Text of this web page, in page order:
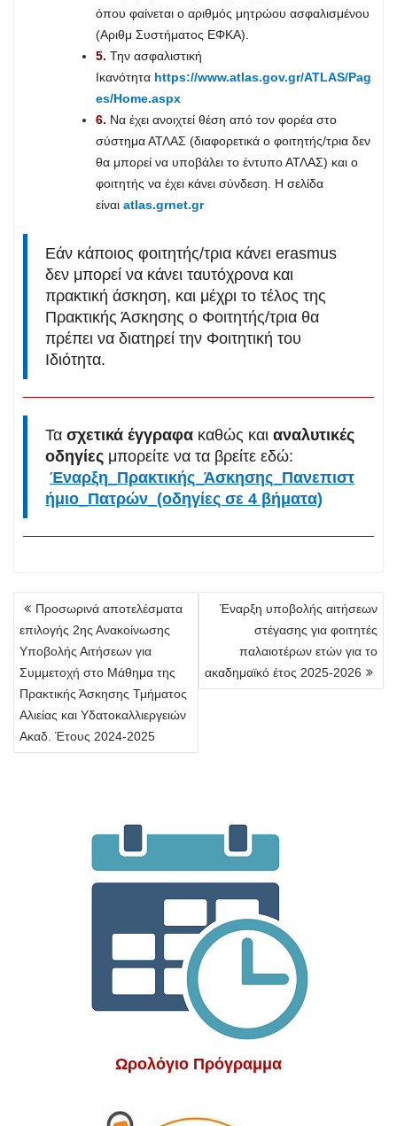
όπου φαίνεται ο αριθμός μητρώου ασφαλισμένου
(Αριθμ Συστήματος ΕΦΚΑ).
5. Την ασφαλιστική
Ικανότητα https://www.atlas.gov.gr/ATLAS/Pag
es/Home.aspx
6. Να έχει ανοιχτεί θέση από τον φορέα στο
σύστημα ΑΤΛΑΣ (διαφορετικά ο φοιτητής/τρια δεν
θα μπορεί να υποβάλει το έντυπο ΑΤΛΑΣ) και ο
φοιτητής να έχει κάνει σύνδεση. Η σελίδα
είναι atlas.grnet.gr
Εάν κάποιος φοιτητής/τρια κάνει erasmus
δεν μπορεί να κάνει ταυτόχρονα και
πρακτική άσκηση, και μέχρι το τέλος της
Πρακτικής Άσκησης ο Φοιτητής/τρια θα
πρέπει να διατηρεί την Φοιτητική του
Ιδιότητα.
Τα σχετικά έγγραφα καθώς και αναλυτικές
οδηγίες μπορείτε να τα βρείτε εδώ:
Έναρξη_Πρακτικής_Άσκησης_Πανεπιστ
ήμιο_Πατρών_(οδηγίες σε 4 βήματα)
Πλοήγηση
άρθρων
Προσωρινά αποτελέσματα
επιλογής 2ης Ανακοίνωσης
Υποβολής Αιτήσεων για
Συμμετοχή στο Μάθημα της
Πρακτικής Άσκησης Τμήματος
Αλιείας και Υδατοκαλλιεργειών
Ακαδ. Έτους 2024-2025
Έναρξη υποβολής αιτήσεων
στέγασης για φοιτητές
παλαιοτέρων ετών για το
ακαδημαϊκό έτος 2025-2026
Ωρολόγιο Πρόγραμμα